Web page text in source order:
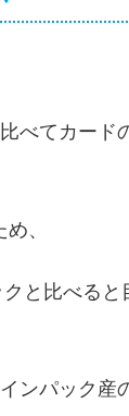
べてカード
、
と比べる
ンパック産